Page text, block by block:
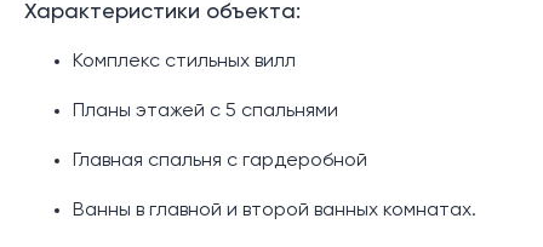
Характеристики объекта:
Комплекс стильных вилл
Планы этажей с 5 спальнями
Главная спальня с гардеробной
Ванны в главной и второй ванных комнатах.